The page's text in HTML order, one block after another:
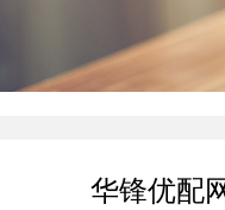
华锋优配